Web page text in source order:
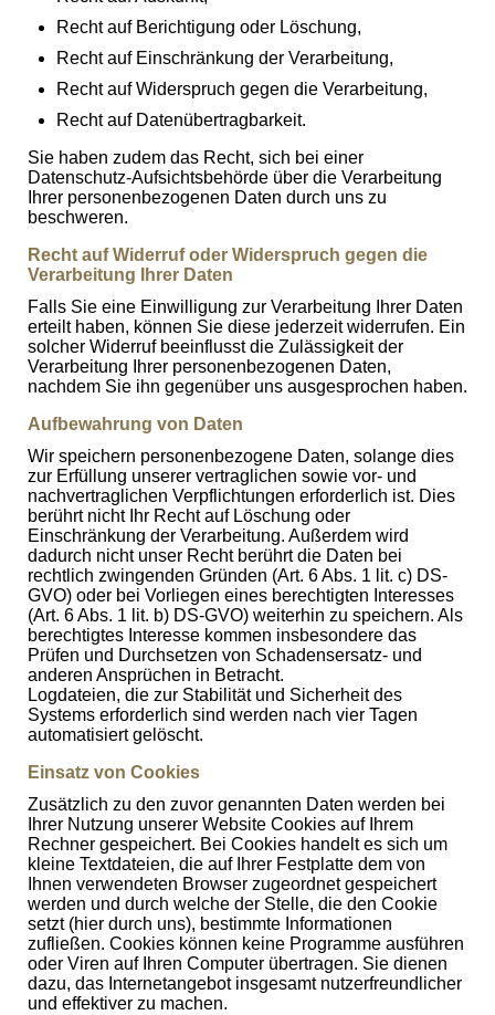
Recht auf Berichtigung oder Löschung,
Recht auf Einschränkung der Verarbeitung,
Recht auf Widerspruch gegen die Verarbeitung,
Recht auf Datenübertragbarkeit.
Sie haben zudem das Recht, sich bei einer
Datenschutz-Aufsichtsbehörde über die Verarbeitung
Ihrer personenbezogenen Daten durch uns zu
beschweren.
Recht auf Widerruf oder Widerspruch gegen die
Verarbeitung Ihrer Daten
Falls Sie eine Einwilligung zur Verarbeitung Ihrer Daten
erteilt haben, können Sie diese jederzeit widerrufen. Ein
solcher Widerruf beeinflusst die Zulässigkeit der
Verarbeitung Ihrer personenbezogenen Daten,
nachdem Sie ihn gegenüber uns ausgesprochen haben.
Aufbewahrung von Daten
Wir speichern personenbezogene Daten, solange dies
zur Erfüllung unserer vertraglichen sowie vor- und
nachvertraglichen Verpflichtungen erforderlich ist. Dies
berührt nicht Ihr Recht auf Löschung oder
Einschränkung der Verarbeitung. Außerdem wird
dadurch nicht unser Recht berührt die Daten bei
rechtlich zwingenden Gründen (Art. 6 Abs. 1 lit. c) DS-
GVO) oder bei Vorliegen eines berechtigten Interesses
(Art. 6 Abs. 1 lit. b) DS-GVO) weiterhin zu speichern. Als
berechtigtes Interesse kommen insbesondere das
Prüfen und Durchsetzen von Schadensersatz- und
anderen Ansprüchen in Betracht.
Logdateien, die zur Stabilität und Sicherheit des
Systems erforderlich sind werden nach vier Tagen
automatisiert gelöscht.
Einsatz von Cookies
Zusätzlich zu den zuvor genannten Daten werden bei
Ihrer Nutzung unserer Website Cookies auf Ihrem
Rechner gespeichert. Bei Cookies handelt es sich um
kleine Textdateien, die auf Ihrer Festplatte dem von
Ihnen verwendeten Browser zugeordnet gespeichert
werden und durch welche der Stelle, die den Cookie
setzt (hier durch uns), bestimmte Informationen
zufließen. Cookies können keine Programme ausführen
oder Viren auf Ihren Computer übertragen. Sie dienen
dazu, das Internetangebot insgesamt nutzerfreundlicher
und effektiver zu machen.